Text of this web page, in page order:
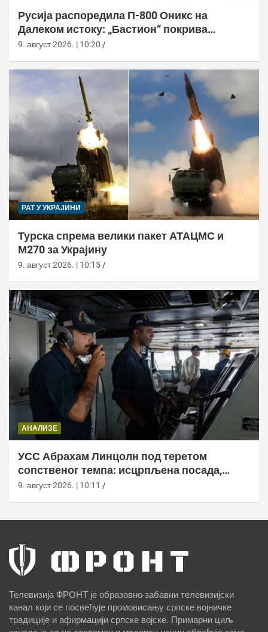
Русија распоредила П-800 Оникс на
Далеком истоку: „Бастион“ покрива
Куриле, Камчатку и Чукотку
9. август 2026. | 10:20
РАТ У УКРАЈИНИ
Турска спрема велики пакет АТАЦМС и
М270 за Украјину
9. август 2026. | 10:15
АНАЛИЗЕ
УСС Абрахам Линцолн под теретом
сопственог темпа: исцрпљена посада,
проблеми са снабдевањем и пад морала
9. август 2026. | 10:11
Телевизија ФРОНТ је образовно-забавни телевизијски
канал који се посвећује промовисању српске војничке
традиције и афирмацији српске војске. Примарни циљ